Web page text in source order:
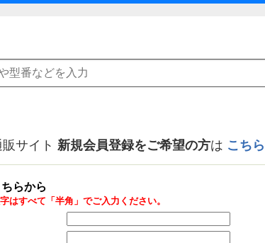
サイト 新規会員登録をご希望の方は こちら
らから
はすべて「半角」でご入力ください。